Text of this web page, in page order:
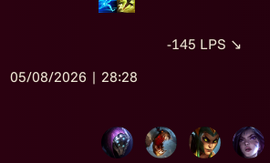
-145 LPS ↘
05/08/2026 | 28:28